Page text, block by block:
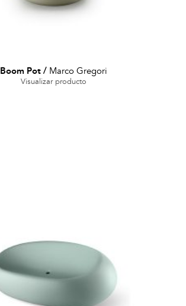
Boom Pot / Marco Gregori
Visualizar producto